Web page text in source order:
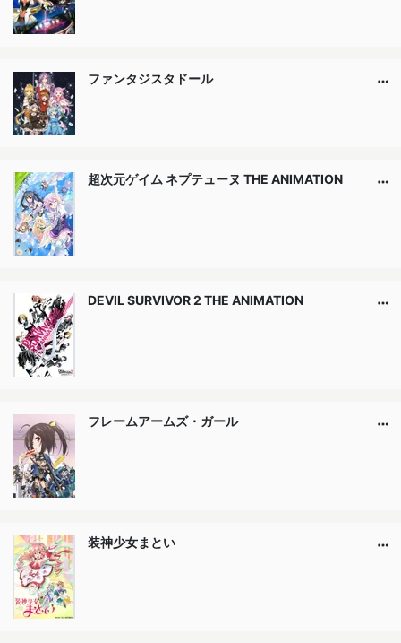
ファンタジスタドール
超次元ゲイム ネプテューヌ THE ANIMATION
DEVIL SURVIVOR 2 THE ANIMATION
フレームアームズ・ガール
装神少女まとい